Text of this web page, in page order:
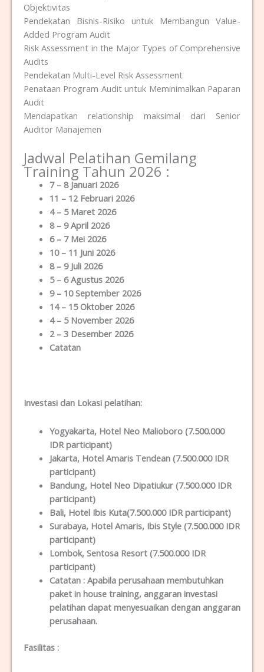
Objektivitas
Pendekatan Bisnis-Risiko untuk Membangun Value-
Added Program Audit
Risk Assessment in the Major Types of Comprehensive
Audits
Pendekatan Multi-Level Risk Assessment
Penataan Program Audit untuk Meminimalkan Paparan
Audit
Mendapatkan relationship maksimal dari Senior
Auditor Manajemen
Jadwal Pelatihan Gemilang
Training Tahun 2026 :
7 – 8 Januari 2026
11 – 12 Februari 2026
4 – 5 Maret 2026
8 – 9 April 2026
6 – 7 Mei 2026
10 – 11 Juni 2026
8 – 9 Juli 2026
5 – 6 Agustus 2026
9 – 10 September 2026
14 – 15 Oktober 2026
4 – 5 November 2026
2 – 3 Desember 2026
Catatan
Investasi dan Lokasi pelatihan:
Yogyakarta, Hotel Neo Malioboro (7.500.000
IDR participant)
Jakarta, Hotel Amaris Tendean (7.500.000 IDR
participant)
Bandung, Hotel Neo Dipatiukur (7.500.000 IDR
participant)
Bali, Hotel Ibis Kuta(7.500.000 IDR participant)
Surabaya, Hotel Amaris, Ibis Style (7.500.000 IDR
participant)
Lombok, Sentosa Resort (7.500.000 IDR
participant)
Catatan :Apabila perusahaan membutuhkan
paket in house training, anggaran investasi
pelatihan dapat menyesuaikan dengan anggaran
perusahaan.
Fasilitas :